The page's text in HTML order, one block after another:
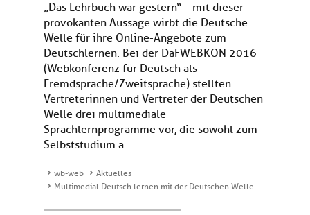
„Das Lehrbuch war gestern“ – mit dieser
provokanten Aussage wirbt die Deutsche
Welle für ihre Online-Angebote zum
Deutschlernen. Bei der DaFWEBKON 2016
(Webkonferenz für Deutsch als
Fremdsprache/Zweitsprache) stellten
Vertreterinnen und Vertreter der Deutschen
Welle drei multimediale
Sprachlernprogramme vor, die sowohl zum
Selbststudium a...
wb-web
Aktuelles
Multimedial Deutsch lernen mit der Deutschen Welle